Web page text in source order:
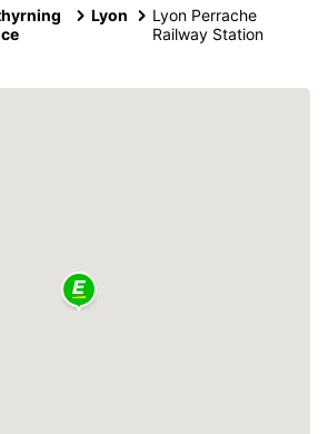
Lyon
Lyon Perrache
Railway Station